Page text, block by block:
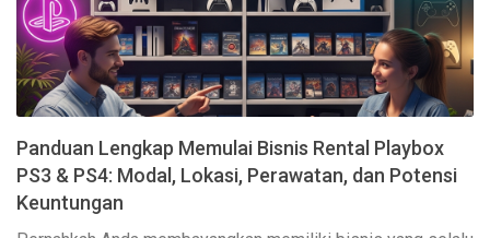
Panduan Lengkap Memulai Bisnis Rental Playbox
PS3 & PS4: Modal, Lokasi, Perawatan, dan Potensi
Keuntungan